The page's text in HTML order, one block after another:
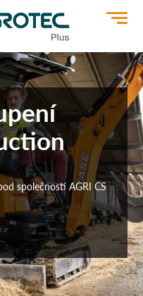
společností AGRI CS